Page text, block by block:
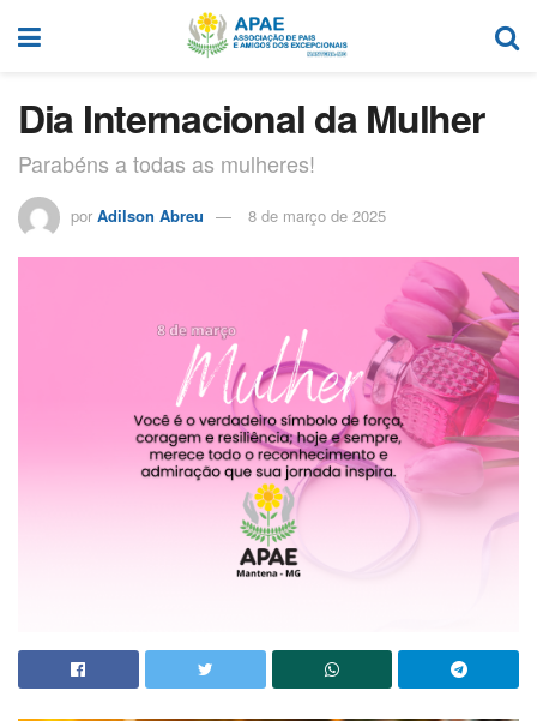
Dia Internacional da Mulher
Parabéns a todas as mulheres!
por Adilson Abreu 8 de março de 2025